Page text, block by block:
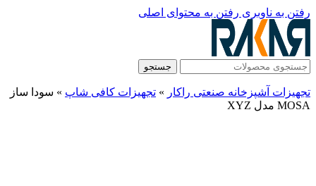
رفتن به ناوبری رفتن به محتوای اصلی
جستجو
تجهیزات آشپزخانه صنعتی راکار » تجهیزات کافی شاپ » سودا ساز
MOSA مدل XYZ